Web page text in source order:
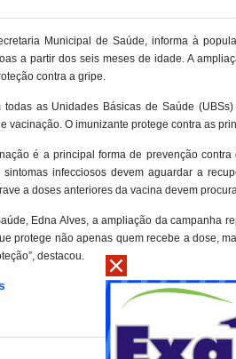
Municipal de Saúde, informa à
a partir dos seis meses de idade. A
contra a gripe.
as Unidades Básicas de Saúde
vacinação. O imunizante protege contra as
é a principal forma de prevenção
infecciosos devem aguardar a
a doses anteriores da vacina devem
Edna Alves, a ampliação da campanha
protege não apenas quem recebe a dose,
destacou.